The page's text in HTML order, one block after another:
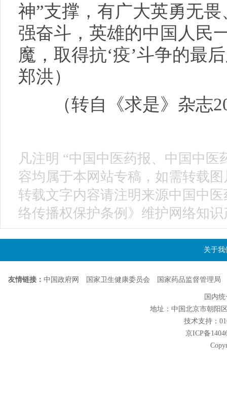
神”支撑，有广大英勇无
强奋斗，英雄的中国人民
魔，取得抗‘疫’斗争的最
郑洪）
（转自《求是》杂志
凡注明 “中国中医药报、中国中
容均属于本网站专稿，如需转载
转载文字内容请注明来源中国中
络传播权保护条例》维护网络知